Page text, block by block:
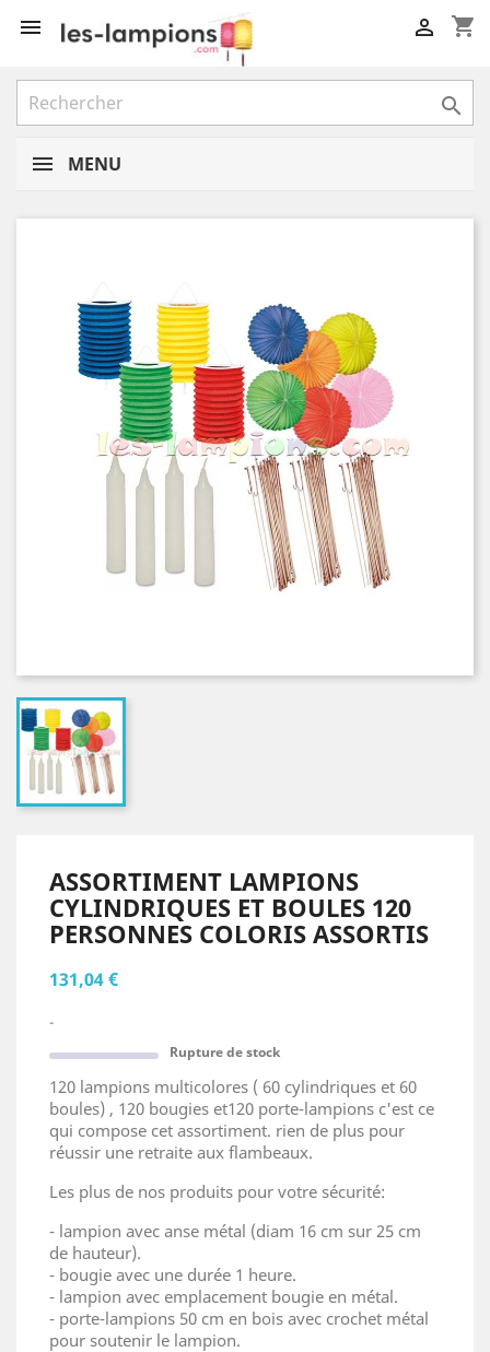
 shopping_cart


MENU
ASSORTIMENT LAMPIONS
CYLINDRIQUES ET BOULES 120
PERSONNES COLORIS ASSORTIS
131,04 €
-
Rupture de stock
120 lampions multicolores ( 60 cylindriques et 60
boules) , 120 bougies et120 porte-lampions c'est ce
qui compose cet assortiment. rien de plus pour
réussir une retraite aux flambeaux.
Les plus de nos produits pour votre sécurité:
- lampion avec anse métal (diam 16 cm sur 25 cm
de hauteur).
- bougie avec une durée 1 heure.
- lampion avec emplacement bougie en métal.
- porte-lampions 50 cm en bois avec crochet métal
pour soutenir le lampion.